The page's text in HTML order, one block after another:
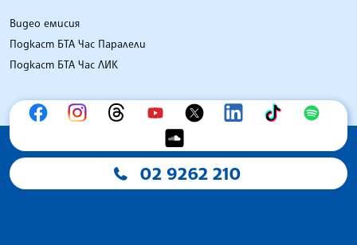
Видео емисия
Подкаст БТА Час Паралели
Подкаст БТА Час ЛИК
02 9262 210